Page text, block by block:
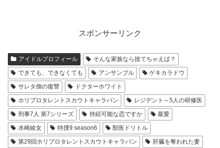
スポンサーリンク
アイドルプロフィール
そんな家族なら捨てちゃえば？
できても、できなくても
アンサンブル
ゲキカラドウ
サレタ側の復讐
ドクターホワイト
ホリプロタレントスカウトキャラバン
レジデント～5人の研修医
刑事7人 第7シリーズ
持続可能な恋ですか
最愛
水崎綾女
特捜9 season6
獣医ドリトル
第29回ホリプロタレントスカウトキャラバン
肝臓を奪われた妻